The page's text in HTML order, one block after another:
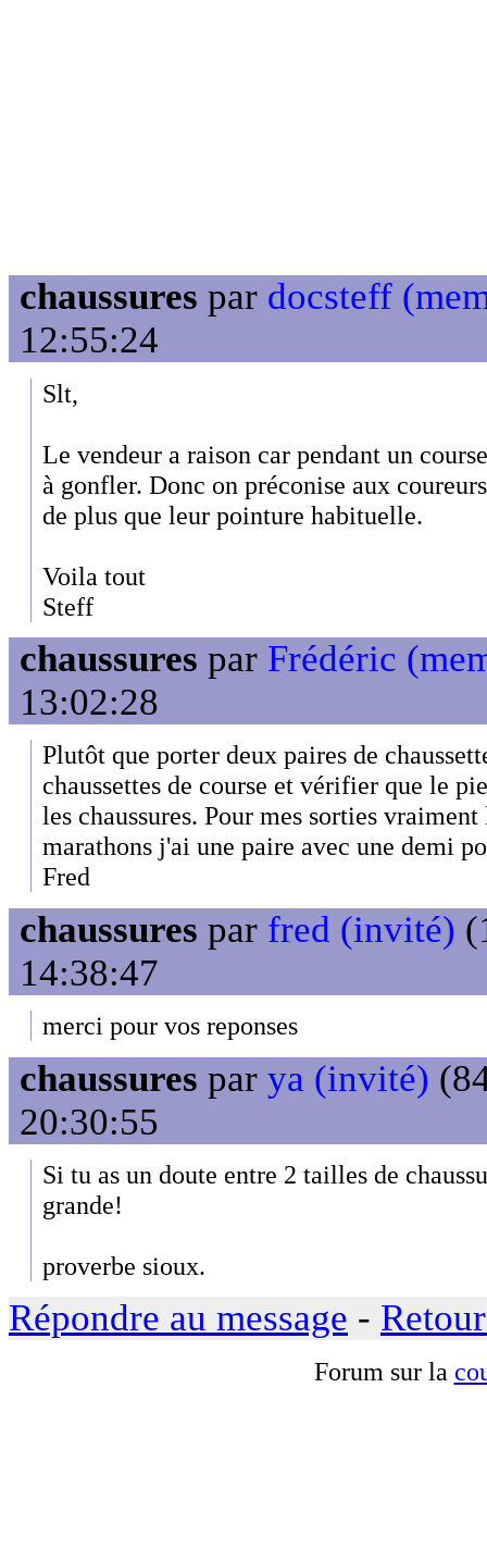
chaussures par docsteff
12:55:24
Slt,
Le vendeur a raison car pendant un
à gonfler. Donc on préconise aux
de plus que leur pointure habituelle.
Voila tout
Steff
chaussures par Frédéric
13:02:28
Plutôt que porter deux paires de
chaussettes de course et vérifier que le
les chaussures. Pour mes sorties
marathons j'ai une paire avec une demi
Fred
chaussures par fred (invité)
14:38:47
merci pour vos reponses
chaussures par ya (invité)
20:30:55
Si tu as un doute entre 2 tailles de
grande!
proverbe sioux.
Répondre au message -
Forum sur la